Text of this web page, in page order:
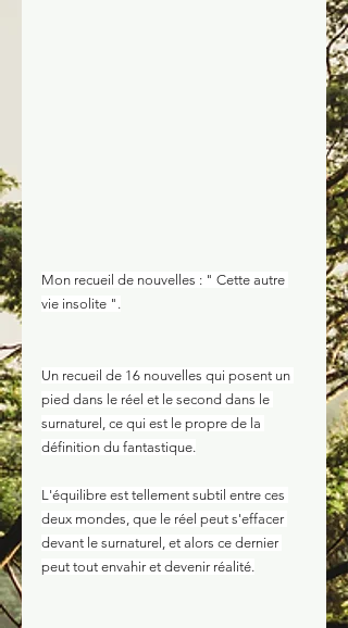
Mon recueil de nouvelles : " Cette autre
vie insolite ".
Un recueil de 16 nouvelles qui posent un
pied dans le réel et le second dans le
surnaturel, ce qui est le propre de la
définition du fantastique.
L'équilibre est tellement subtil entre ces
deux mondes, que le réel peut s'effacer
devant le surnaturel, et alors ce dernier
peut tout envahir et devenir réalité.